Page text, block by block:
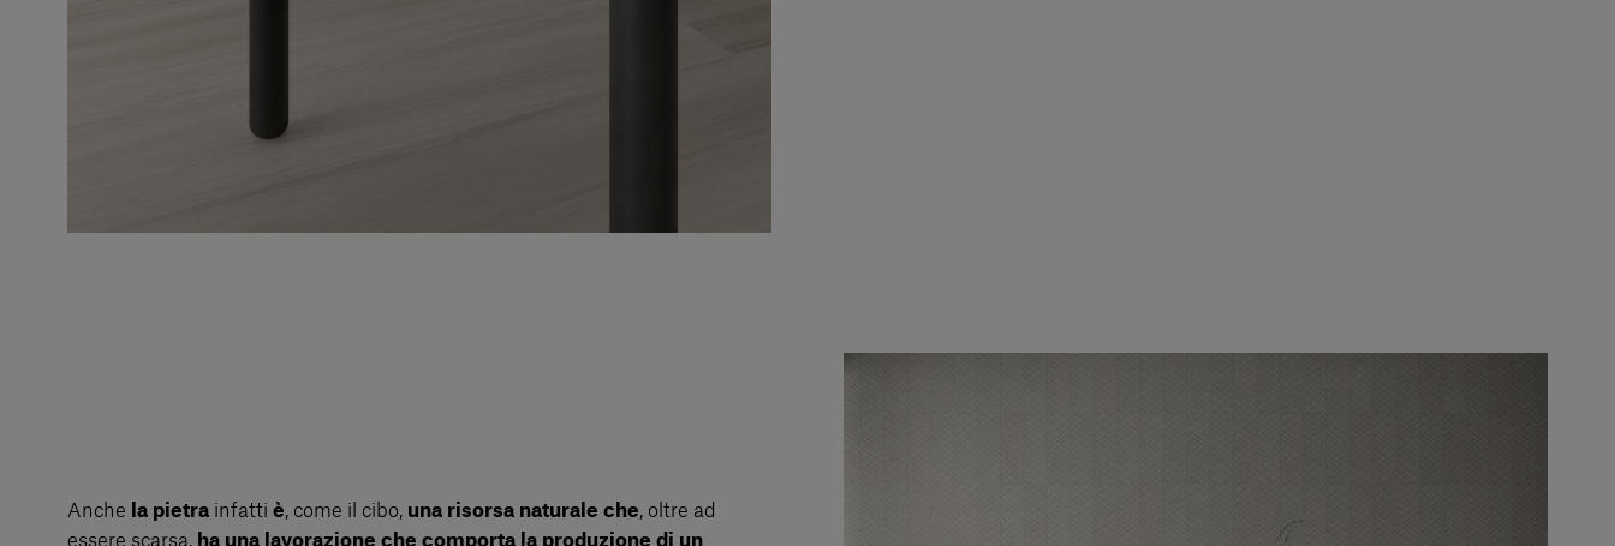
Anche la pietra infatti è, come il cibo, una risorsa naturale che, oltre ad
essere scarsa, ha una lavorazione che comporta la produzione di un